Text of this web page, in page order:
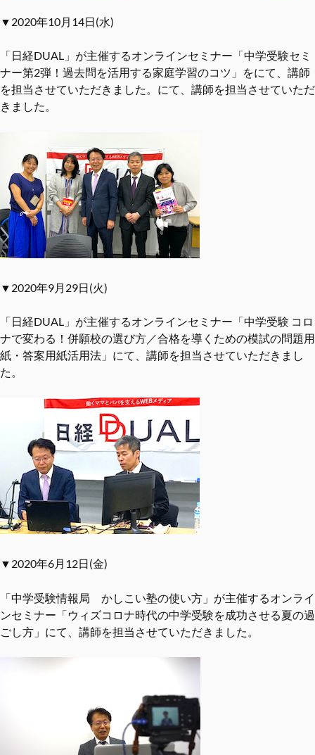
▼2020年10月14日(水)
「日経DUAL」が主催するオンラインセミナー「中学受験セミ
ナー第2弾！過去問を活⽤する家庭学習のコツ」をにて、講師
を担当させていただきました。にて、講師を担当させていただ
きました。
▼2020年9月29日(火)
「日経DUAL」が主催するオンラインセミナー「中学受験 コロ
ナで変わる！併願校の選び⽅／合格を導くための模試の問題⽤
紙・答案⽤紙活⽤法」にて、講師を担当させていただきまし
た。
▼2020年6月12日(金)
「中学受験情報局 かしこい塾の使い方」が主催するオンライ
ンセミナー「ウィズコロナ時代の中学受験を成功させる夏の過
ごし方」にて、講師を担当させていただきました。